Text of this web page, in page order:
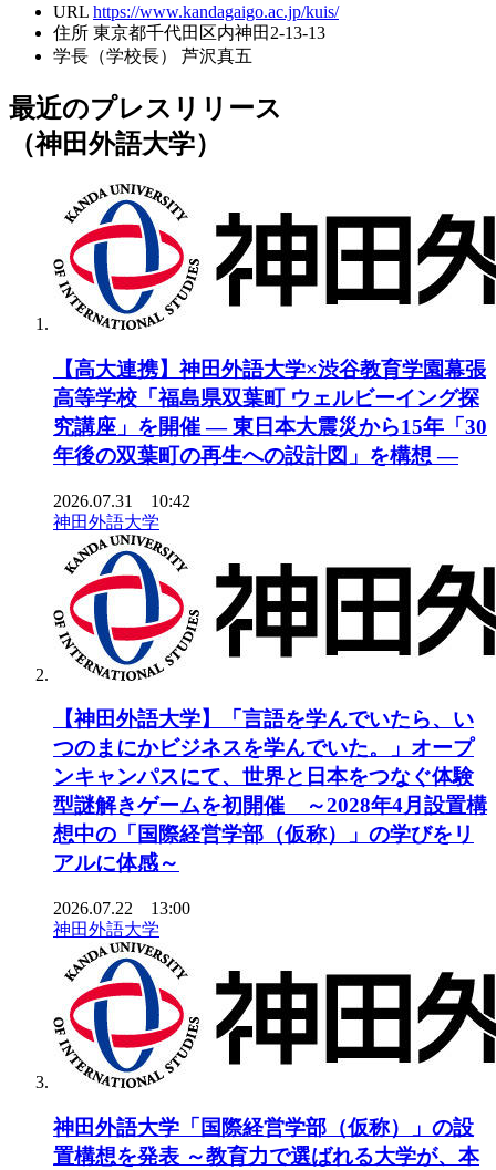
URL https://www.kandagaigo.ac.jp/kuis/
住所 東京都千代田区内神田2-13-13
学長（学校長）
芦沢真五
最近のプレスリリース
（神田外語大学）
【高大連携】神田外語大学×渋谷教育学園幕張
高等学校「福島県双葉町 ウェルビーイング探
究講座」を開催 ― 東日本大震災から15年「30
年後の双葉町の再生への設計図」を構想 ―
2026.07.31 10:42
神田外語大学
【神田外語大学】「言語を学んでいたら、い
つのまにかビジネスを学んでいた。」オープ
ンキャンパスにて、世界と日本をつなぐ体験
型謎解きゲームを初開催 ～2028年4月設置構
想中の「国際経営学部（仮称）」の学びをリ
アルに体感～
2026.07.22 13:00
神田外語大学
神田外語大学「国際経営学部（仮称）」の設
置構想を発表 ～教育力で選ばれる大学が、本